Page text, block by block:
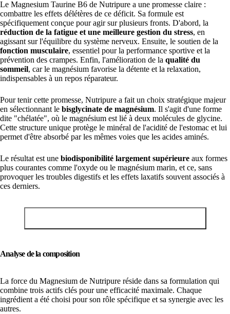
Le Magnesium Taurine B6 de Nutripure a une promesse claire :
combattre les effets délétères de ce déficit. Sa formule est
spécifiquement conçue pour agir sur plusieurs fronts. D'abord, la
réduction de la fatigue et une meilleure gestion du stress, en
agissant sur l'équilibre du système nerveux. Ensuite, le soutien de la
fonction musculaire, essentiel pour la performance sportive et la
prévention des crampes. Enfin, l'amélioration de la qualité du
sommeil, car le magnésium favorise la détente et la relaxation,
indispensables à un repos réparateur.
Pour tenir cette promesse, Nutripure a fait un choix stratégique majeur
en sélectionnant le bisglycinate de magnésium. Il s'agit d'une forme
dite "chélatée", où le magnésium est lié à deux molécules de glycine.
Cette structure unique protège le minéral de l'acidité de l'estomac et lui
permet d'être absorbé par les mêmes voies que les acides aminés.
Le résultat est une biodisponibilité largement supérieure aux formes
plus courantes comme l'oxyde ou le magnésium marin, et ce, sans
provoquer les troubles digestifs et les effets laxatifs souvent associés à
ces derniers.
Analyse de la composition
La force du Magnesium de Nutripure réside dans sa formulation qui
combine trois actifs clés pour une efficacité maximale. Chaque
ingrédient a été choisi pour son rôle spécifique et sa synergie avec les
autres.